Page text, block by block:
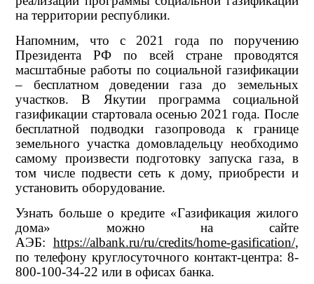
на территории республики.
Напомним, что с 2021 года по поручению
Президента РФ по всей стране проводятся
масштабные работы по социальной газификации
– бесплатном доведении газа до земельных
участков. В Якутии программа социальной
газификации стартовала осенью 2021 года. После
бесплатной подводки газопровода к границе
земельного участка домовладельцу необходимо
самому произвести подготовку запуска газа, в
том числе подвести сеть к дому, приобрести и
установить оборудование.
Узнать больше о кредите «Газификация жилого
дома» можно на сайте
АЭБ: https://albank.ru/ru/credits/home-gasification/,
по телефону круглосуточного контакт-центра: 8-
800-100-34-22 или в офисах банка.